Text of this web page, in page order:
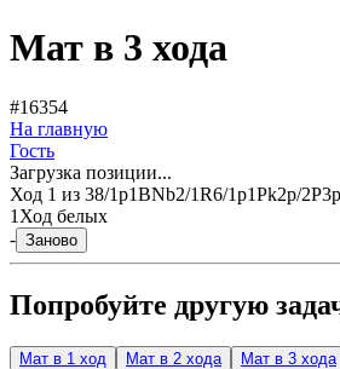
Мат в 3 хода
#16354
На главную
Гость
Загрузка позиции...
Ход 1 из 38/1p1BNb2/1R6/1p1Pk2p/
1 Ход белых
- Заново
Попробуйте другую
Мат в 1 ход Мат в 2 хода Мат в 3 хода